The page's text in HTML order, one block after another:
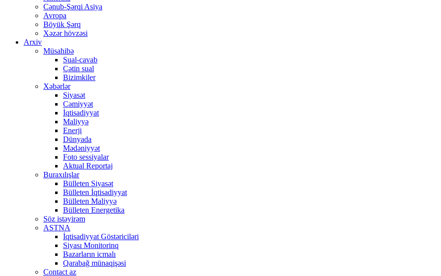
Cənub-Şərqi Asiya
Avropa
Böyük Şərq
Xəzər hövzəsi
Arxiv
Müsahibə
Sual-cavab
Çətin sual
Bizimkiler
Xəbərlər
Siyasət
Cəmiyyət
İqtisadiyyat
Maliyyə
Enerji
Dünyada
Mədəniyyət
Foto sessiyalar
Aktual Reportaj
Buraxılışlar
Bülleten Siyasət
Bülleten İqtisadiyyat
Bülleten Maliyyə
Bülleten Energetika
Söz istəyirəm
ASTNA
İqtisadiyyat Göstəriciləri
Siyası Monitorinq
Bazarların icmalı
Qarabağ münaqişəsi
Contact az